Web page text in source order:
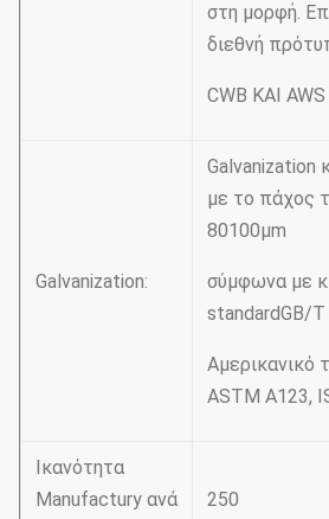
στη μορφή.
διεθνή
CWB ΚΑΙ
Galvanization:
Galvanization
με το πάχος
80100µm
σύμφωνα με
standardGB/
Αμερικανικό
ASTM A123,
Ικανότητα
Manufactury ανά
250